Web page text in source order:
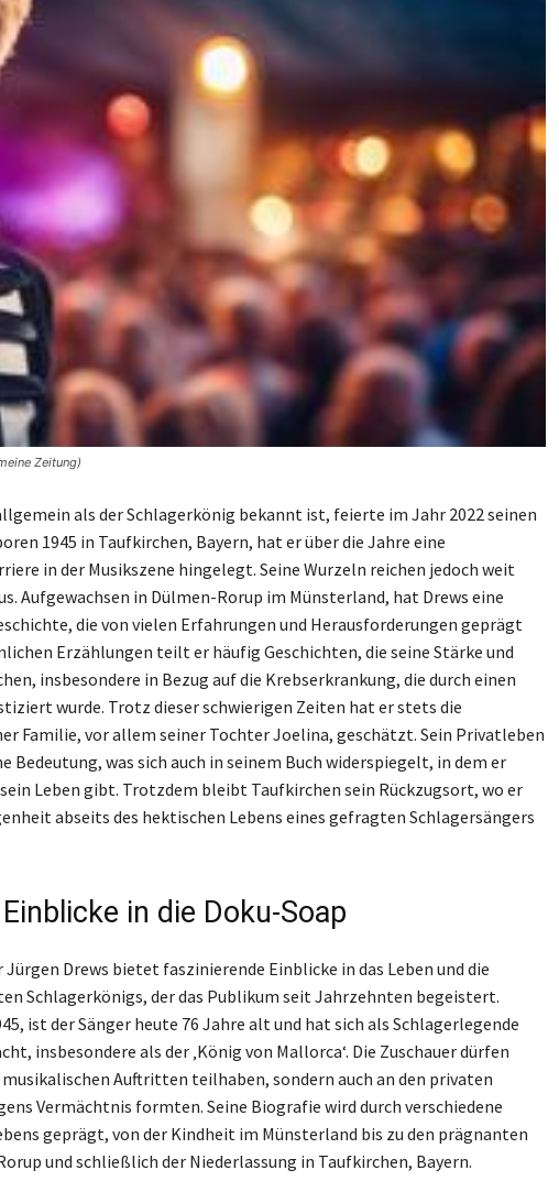
Zeitung)
als der Schlagerkönig bekannt ist, feierte im Jahr 2022 seinen
1945 in Taufkirchen, Bayern, hat er über die Jahre eine
in der Musikszene hingelegt. Seine Wurzeln reichen jedoch weit
Aufgewachsen in Dülmen-Rorup im Münsterland, hat Drews eine
die von vielen Erfahrungen und Herausforderungen geprägt
Erzählungen teilt er häufig Geschichten, die seine Stärke und
insbesondere in Bezug auf die Krebserkrankung, die durch einen
wurde. Trotz dieser schwierigen Zeiten hat er stets die
Familie, vor allem seiner Tochter Joelina, geschätzt. Sein Privatleben
Bedeutung, was sich auch in seinem Buch widerspiegelt, in dem er
Leben gibt. Trotzdem bleibt Taufkirchen sein Rückzugsort, wo er
abseits des hektischen Lebens eines gefragten Schlagersängers
in die Doku-Soap
Jürgen Drews bietet faszinierende Einblicke in das Leben und die
Schlagerkönigs, der das Publikum seit Jahrzehnten begeistert.
ist der Sänger heute 76 Jahre alt und hat sich als Schlagerlegende
insbesondere als der ‚König von Mallorca‘. Die Zuschauer dürfen
Auftritten teilhaben, sondern auch an den privaten
Vermächtnis formten. Seine Biografie wird durch verschiedene
geprägt, von der Kindheit im Münsterland bis zu den prägnanten
und schließlich der Niederlassung in Taufkirchen, Bayern.